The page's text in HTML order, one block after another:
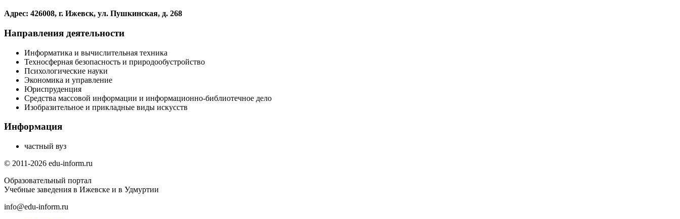
Адрес: 426008, г. Ижевск, ул. Пушкинская, д. 268
Направления деятельности
Информатика и вычислительная техника
Техносферная безопасность и природообустройство
Психологические науки
Экономика и управление
Юриспруденция
Средства массовой информации и информационно-библиотечное дело
Изобразительное и прикладные виды искусств
Информация
частный вуз
© 2011-2026 edu-inform.ru
Образовательный портал
Учебные заведения в Ижевске и в Удмуртии
info@edu-inform.ru